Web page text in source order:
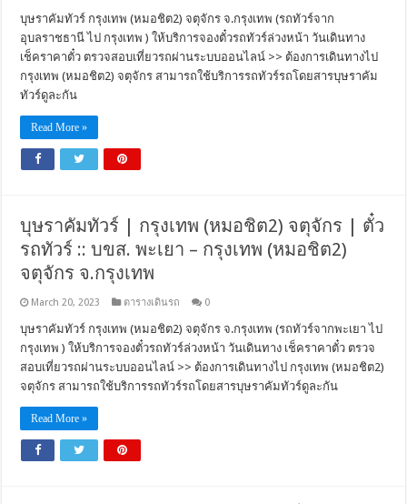
บุษราคัมทัวร์ กรุงเทพ (หมอชิต2) จตุจักร จ.กรุงเทพ (รถทัวร์จาก
อุบลราชธานี ไป กรุงเทพ ) ให้บริการจองตั๋วรถทัวร์ล่วงหน้า วันเดินทาง
เช็คราคาตั๋ว ตรวจสอบเที่ยวรถผ่านระบบออนไลน์ >> ต้องการเดินทางไป
กรุงเทพ (หมอชิต2) จตุจักร สามารถใช้บริการรถทัวร์รถโดยสารบุษราคัม
ทัวร์ดูละกัน
Read More »
บุษราคัมทัวร์ | กรุงเทพ (หมอชิต2) จตุจักร | ตั๋ว
รถทัวร์ :: บขส. พะเยา – กรุงเทพ (หมอชิต2)
จตุจักร จ.กรุงเทพ
March 20, 2023 ตารางเดินรถ 0
บุษราคัมทัวร์ กรุงเทพ (หมอชิต2) จตุจักร จ.กรุงเทพ (รถทัวร์จากพะเยา ไป
กรุงเทพ ) ให้บริการจองตั๋วรถทัวร์ล่วงหน้า วันเดินทาง เช็คราคาตั๋ว ตรวจ
สอบเที่ยวรถผ่านระบบออนไลน์ >> ต้องการเดินทางไป กรุงเทพ (หมอชิต2)
จตุจักร สามารถใช้บริการรถทัวร์รถโดยสารบุษราคัมทัวร์ดูละกัน
Read More »